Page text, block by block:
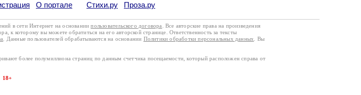
О портале Стихи.ру Проза.ру
в сети Интернет на основаниипользовательского договора
. Все авторские права на произведения
к которому вы можете обратиться на его авторской странице. Ответственность за тексты
. Данные пользователей обрабатываются на основании Политики обработки персональных данных
. Вы
более полумиллиона страниц по данным счетчика посещаемости, который расположен справа от
18+